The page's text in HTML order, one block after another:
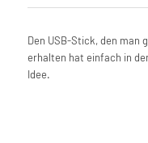
Den USB-Stick, den man
erhalten hat einfach in
Idee.